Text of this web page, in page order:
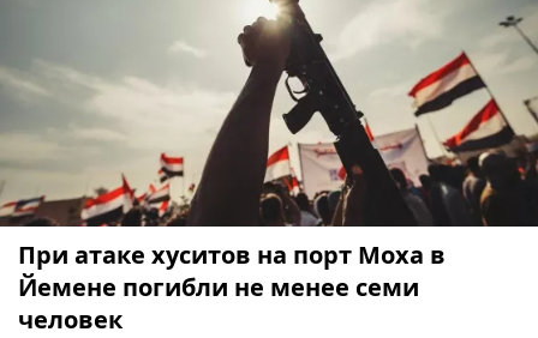
При атаке хуситов на порт Моха в
Йемене погибли не менее семи
человек